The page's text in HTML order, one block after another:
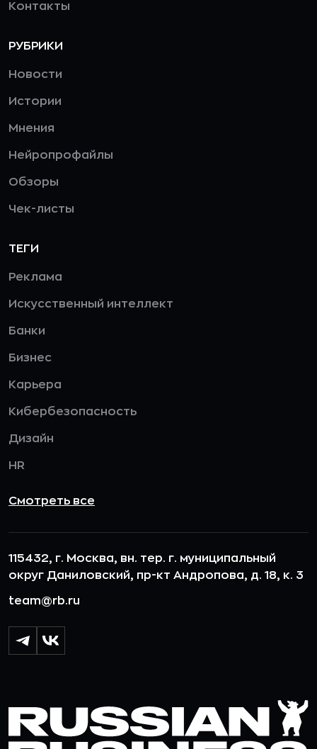
Контакты
РУБРИКИ
Новости
Истории
Мнения
Нейропрофайлы
Обзоры
Чек-листы
ТЕГИ
Реклама
Искусственный интеллект
Банки
Бизнес
Карьера
Кибербезопасность
Дизайн
HR
Смотреть все
115432, г. Москва, вн. тер. г. муниципальный
округ Даниловский, пр-кт Андропова, д. 18, к. 3
team@rb.ru